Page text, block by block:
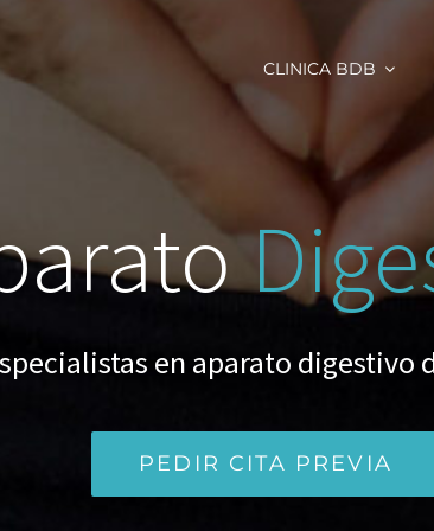
CLINICA BDB
en aparato digestivo
PEDIR CITA PREVIA